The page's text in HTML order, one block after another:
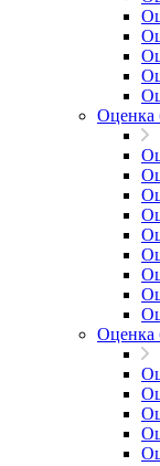
Оценка
Оценка